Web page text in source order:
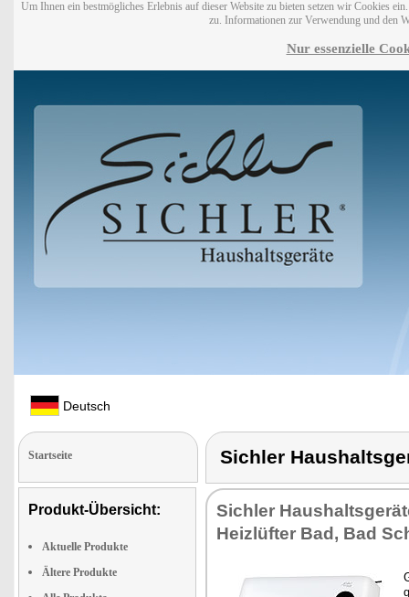
Um Ihnen ein bestmögliches Erlebnis auf dieser Website zu bieten setzen wir Cookies
zu. Informationen zur Verwendung und den
Nur essenzielle
Deutsch
Startseite
Produkt-Übersicht:
Aktuelle Produkte
Ältere Produkte
Sichler
Sich­ler
Heiz­lüf­ter Bad, Bad